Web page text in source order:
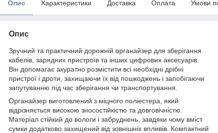
Опис Характеристики Доставка Оплата Умови
Опис
Зручний та практичний дорожній органайзер для зберігання
кабелів, зарядних пристроїв та інших цифрових аксесуарів.
Він допомагає акуратно розмістити всі необхідні дрібні
пристрої і дроти, захищаючи їх від пошкоджень і запобігаючи
запутуванню під час зберігання чи транспортування.
Органайзер виготовлений з міцного поліестера, який
відрізняється високою зносостійкістю та довговічністю.
Матеріал стійкий до вологи і забруднень, завдяки чому вміст
сумки додатково захищений від зовнішніх впливів. Компактний